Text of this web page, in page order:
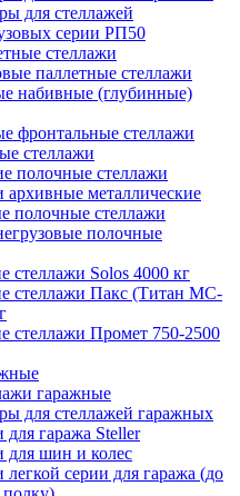
для стеллажей
серии РП50
стеллажи
паллетные стеллажи
набивные (глубинные)
фронтальные стеллажи
стеллажи
полочные стеллажи
архивные металлические
полочные стеллажи
полочные
стеллажи Solos 4000 кг
стеллажи Пакс (Титан МС-
стеллажи Промет 750-2500
гаражные
для стеллажей гаражных
для гаража Steller
для шин и колес
серии для гаража (до